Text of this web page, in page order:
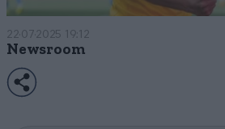
22·07·2025 19:12
Newsroom